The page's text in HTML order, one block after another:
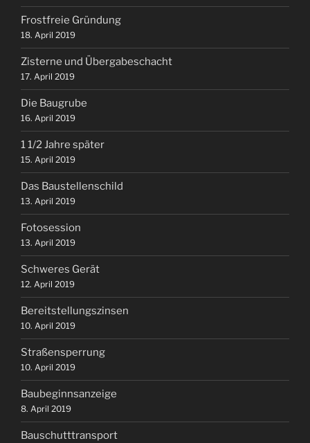
Frostfreie Gründung
18. April 2019
Zisterne und Übergabeschacht
17. April 2019
Die Baugrube
16. April 2019
1 1/2 Jahre später
15. April 2019
Das Baustellenschild
13. April 2019
Fotosession
13. April 2019
Schweres Gerät
12. April 2019
Bereitstellungszinsen
10. April 2019
Straßensperrung
10. April 2019
Baubeginnsanzeige
8. April 2019
Bauschutttransport